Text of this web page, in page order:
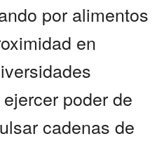
por alimentos
en
poder de
cadenas de